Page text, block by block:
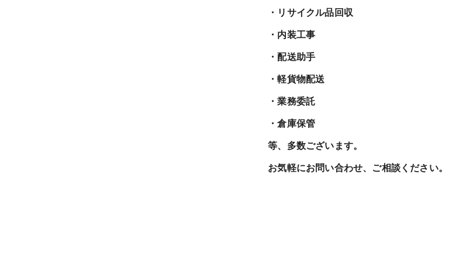
・リサイクル品回収
・内装工事
・配送助手
・軽貨物配送
・業務委託
・倉庫保管
等、多数ございます。
お気軽にお問い合わせ、ご相談ください。